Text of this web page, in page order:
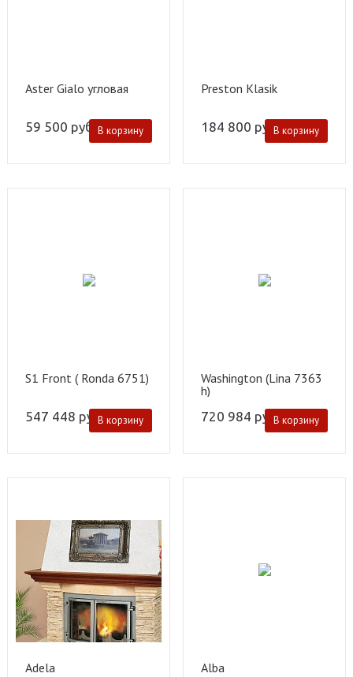
Aster Gialo угловая
59 500 руб. В корзину
Preston Klasik
184 800 руб.В корзину
S1 Front ( Ronda 6751)
547 448 руб.В корзину
Washington (Lina 7363
h)
720 984 руб.В корзину
Adela Alba